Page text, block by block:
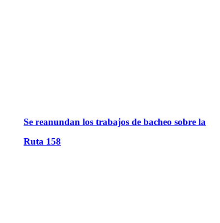
Se reanundan los trabajos de bacheo sobre la
Ruta 158